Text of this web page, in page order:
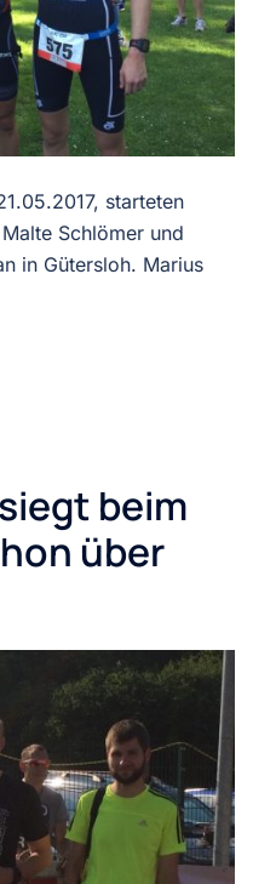
starteten
Schlömer und
in Gütersloh. Marius
beim
über